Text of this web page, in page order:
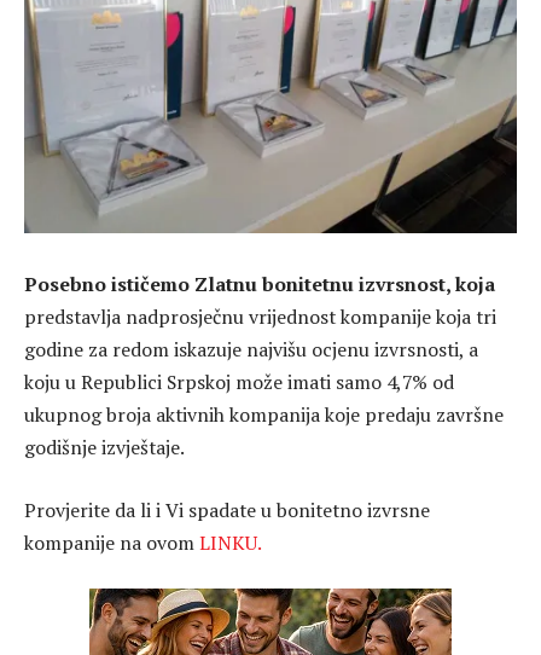
Posebno ističemo Zlatnu bonitetnu izvrsnost, koja
predstavlja nadprosječnu vrijednost kompanije koja tri
godine za redom iskazuje najvišu ocjenu izvrsnosti, a
koju u Republici Srpskoj može imati samo 4,7% od
ukupnog broja aktivnih kompanija koje predaju završne
godišnje izvještaje.
Provjerite da li i Vi spadate u bonitetno izvrsne
kompanije na ovomLINKU.